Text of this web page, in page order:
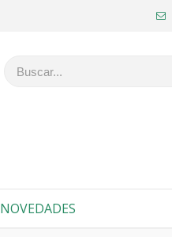
NOVEDADES